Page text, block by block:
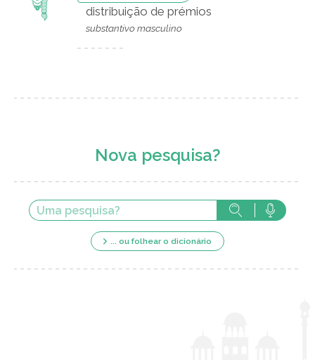
distribuição de prémios
substantivo masculino
Nova pesquisa?
... ou folhear o dicionário